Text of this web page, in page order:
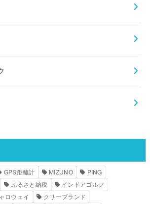
GPS距離計 MIZUNO
PING
ふるさと納税
インドアゴルフ
ロウェイ
クリーブランド